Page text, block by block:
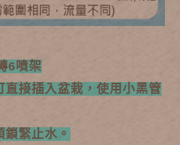
6噴架
直接插入盆栽，使用小黑管
緊止水。